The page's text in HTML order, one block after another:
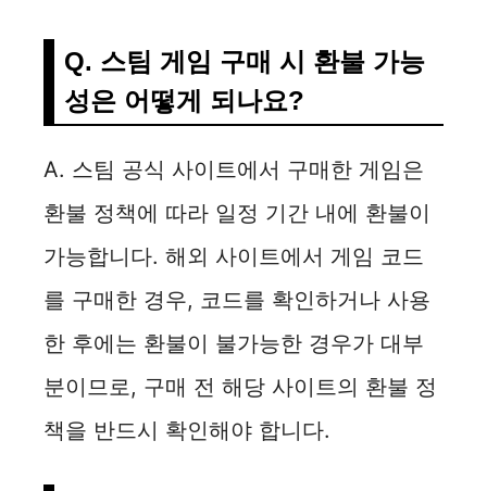
Q. 스팀 게임 구매 시 환불 가능
성은 어떻게 되나요?
A. 스팀 공식 사이트에서 구매한 게임은
환불 정책에 따라 일정 기간 내에 환불이
가능합니다. 해외 사이트에서 게임 코드
를 구매한 경우, 코드를 확인하거나 사용
한 후에는 환불이 불가능한 경우가 대부
분이므로, 구매 전 해당 사이트의 환불 정
책을 반드시 확인해야 합니다.